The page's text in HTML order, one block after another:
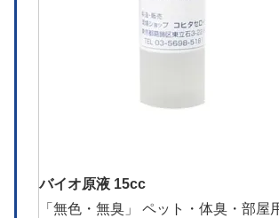
バイオ原液 15cc
「無色・無臭」 ペット・体臭・部屋